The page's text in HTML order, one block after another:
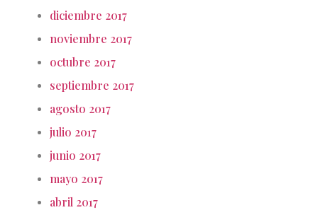
diciembre 2017
noviembre 2017
octubre 2017
septiembre 2017
agosto 2017
julio 2017
junio 2017
mayo 2017
abril 2017